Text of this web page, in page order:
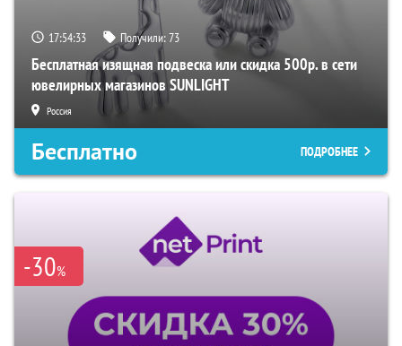
17:54:32 Получили:73
Бесплатная изящная подвеска или скидка 500р. в сети
ювелирных магазинов SUNLIGHT
Россия
Бесплатно ПОДРОБНЕЕ
-30%